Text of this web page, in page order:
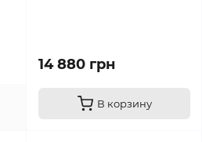
14 880 грн
В корзину